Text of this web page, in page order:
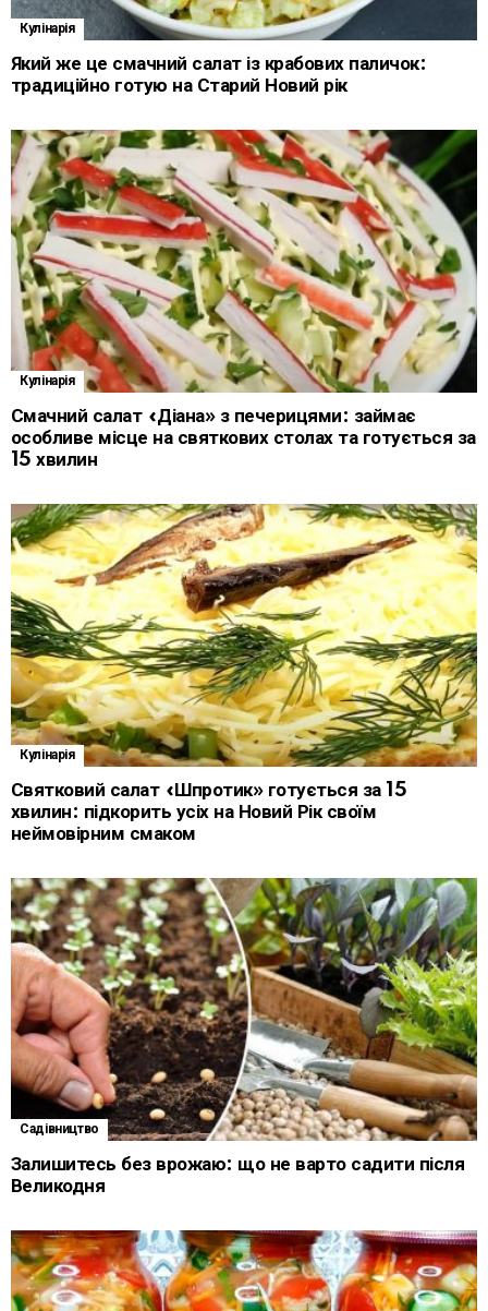
Кулінарія
Який же це смачний салат із крабових паличок:
традиційно готую на Старий Новий рік
Кулінарія
Смачний салат «Діана» з печерицями: займає
особливе місце на святкових столах та готується за
15 хвилин
Кулінарія
Святковий салат «Шпротик» готується за 15
хвилин: підкорить усіх на Новий Рік своїм
неймовірним смаком
Садівництво
Залишитесь без врожаю: що не варто садити після
Великодня